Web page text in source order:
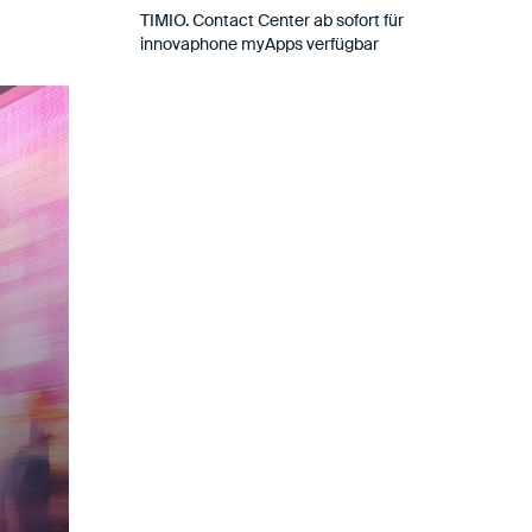
TIMIO. Contact Center ab sofort für
innovaphone myApps verfügbar